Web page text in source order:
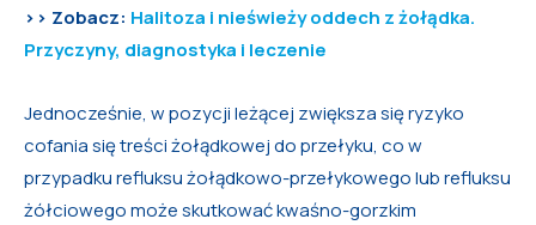
>> Zobacz: Halitoza i nieświeży oddech z żołądka.
Przyczyny, diagnostyka i leczenie
Jednocześnie, w pozycji leżącej zwiększa się ryzyko
cofania się treści żołądkowej do przełyku, co w
przypadku refluksu żołądkowo-przełykowego lub refluksu
żółciowego może skutkować kwaśno-gorzkim